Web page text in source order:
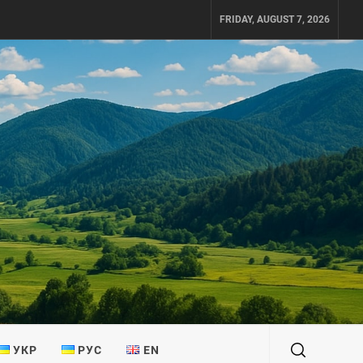
FRIDAY, AUGUST 7, 2026
УКР РУС EN